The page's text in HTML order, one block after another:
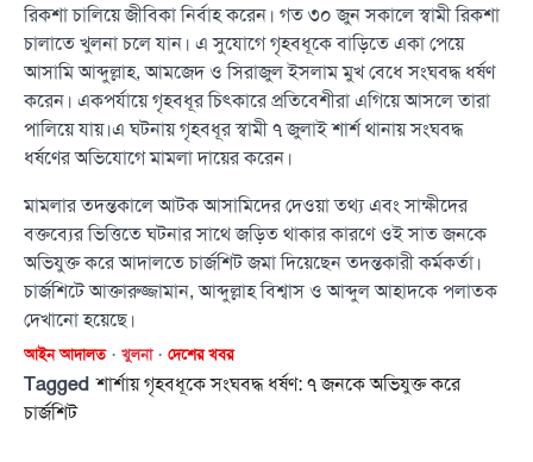
রিকশা চালিয়ে জীবিকা নির্বাহ করেন। গত ৩০ জুন সকালে স্বামী রিকশা
চালাতে খুলনা চলে যান। এ সুযোগে গৃহবধূকে বাড়িতে একা পেয়ে
আসামি আব্দুল্লাহ, আমজেদ ও সিরাজুল ইসলাম মুখ বেধে সংঘবদ্ধ ধর্ষণ
করেন। একপর্যায়ে গৃহবধূর চিৎকারে প্রতিবেশীরা এগিয়ে আসলে তারা
পালিয়ে যায়।এ ঘটনায় গৃহবধূর স্বামী ৭ জুলাই শার্শ থানায় সংঘবদ্ধ
ধর্ষণের অভিযোগে মামলা দায়ের করেন।
মামলার তদন্তকালে আটক আসামিদের দেওয়া তথ্য এবং সাক্ষীদের
বক্তব্যের ভিত্তিতে ঘটনার সাথে জড়িত থাকার কারণে ওই সাত জনকে
অভিযুক্ত করে আদালতে চার্জশিট জমা দিয়েছেন তদন্তকারী কর্মকর্তা।
চার্জশিটে আক্তারুজ্জামান, আব্দুল্লাহ বিশ্বাস ও আব্দুল আহাদকে পলাতক
দেখানো হয়েছে।
আইন আদালত খুলনা দেশের খবর
Taggedশার্শায় গৃহবধূকে সংঘবদ্ধ ধর্ষণ: ৭ জনকে অভিযুক্ত করে
চার্জশিট